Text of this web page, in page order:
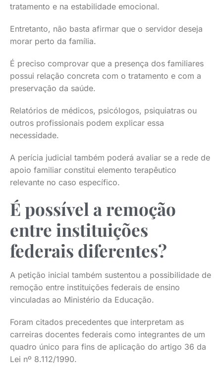
tratamento e na estabilidade emocional.
Entretanto, não basta afirmar que o servidor deseja
morar perto da família.
É preciso comprovar que a presença dos familiares
possui relação concreta com o tratamento e com a
preservação da saúde.
Relatórios de médicos, psicólogos, psiquiatras ou
outros profissionais podem explicar essa
necessidade.
A perícia judicial também poderá avaliar se a rede de
apoio familiar constitui elemento terapêutico
relevante no caso específico.
É possível a remoção
entre instituições
federais diferentes?
A petição inicial também sustentou a possibilidade de
remoção entre instituições federais de ensino
vinculadas ao Ministério da Educação.
Foram citados precedentes que interpretam as
carreiras docentes federais como integrantes de um
quadro único para fins de aplicação do artigo 36 da
Lei nº 8.112/1990.